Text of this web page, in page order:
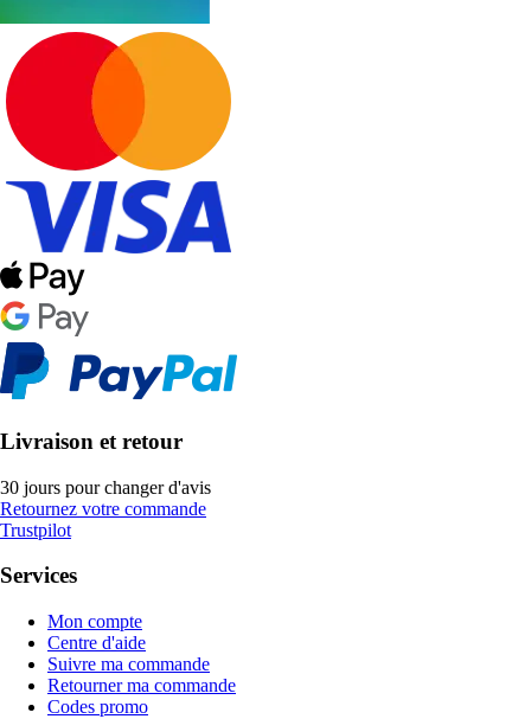
Livraison et retour
30 jours pour changer d'avis
Retournez votre commande
Trustpilot
Services
Mon compte
Centre d'aide
Suivre ma commande
Retourner ma commande
Codes promo